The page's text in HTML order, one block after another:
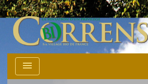
menu